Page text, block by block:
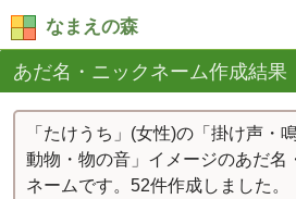
なまえの森
あだ名・ニックネーム作成結果
「たけうち」(女性)の「掛け声・
動物・物の音」イメージのあだ名
ネームです。52件作成しました。